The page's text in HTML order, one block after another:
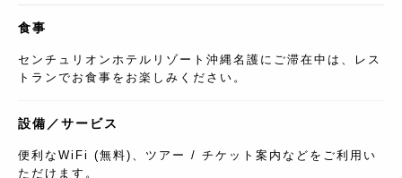
食事
センチュリオンホテルリゾート沖縄名護にご滞在中は、レス
トランでお食事をお楽しみください。
設備／サービス
便利なWiFi (無料)、ツアー / チケット案内などをご利用い
ただけます。